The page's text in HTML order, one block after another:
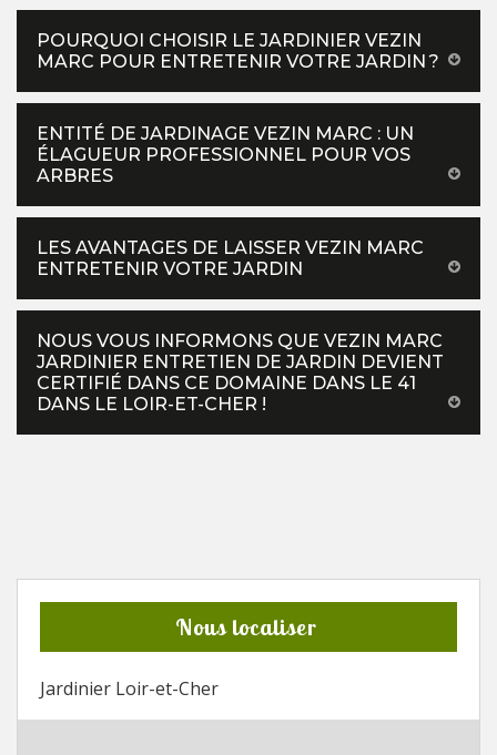
POURQUOI CHOISIR LE JARDINIER VEZIN
MARC POUR ENTRETENIR VOTRE JARDIN ?
ENTITÉ DE JARDINAGE VEZIN MARC : UN
ÉLAGUEUR PROFESSIONNEL POUR VOS
ARBRES
LES AVANTAGES DE LAISSER VEZIN MARC
ENTRETENIR VOTRE JARDIN
NOUS VOUS INFORMONS QUE VEZIN MARC
JARDINIER ENTRETIEN DE JARDIN DEVIENT
CERTIFIÉ DANS CE DOMAINE DANS LE 41
DANS LE LOIR-ET-CHER !
Nous localiser
Jardinier Loir-et-Cher